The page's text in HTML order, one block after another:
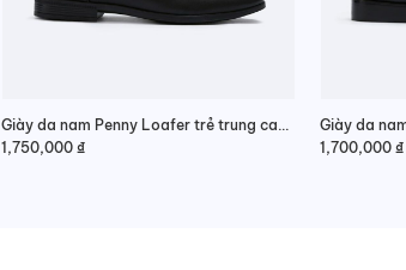
Giày da nam Penny Loafer trẻ trung cao cấp
1,750,000 ₫
1,700,000 ₫